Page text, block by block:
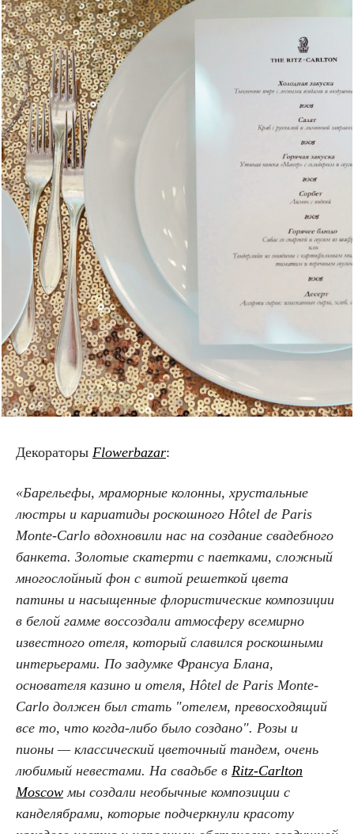
Декораторы Flowerbazar:
«Барельефы, мраморные колонны, хрустальные
люстры и кариатиды роскошного Hôtel de Paris
Monte-Carlo вдохновили нас на создание свадебного
банкета. Золотые скатерти с паетками, сложный
многослойный фон с витой решеткой цвета
патины и насыщенные флористические композиции
в белой гамме воссоздали атмосферу всемирно
известного отеля, который славился роскошными
интерьерами. По задумке Франсуа Блана,
основателя казино и отеля, Hôtel de Paris Monte-
Carlo должен был стать "отелем, превосходящий
все то, что когда-либо было создано". Розы и
пионы — классический цветочный тандем, очень
любимый невестами. На свадьбе в Ritz-Carlton
Moscow мы создали необычные композиции с
канделябрами, которые подчеркнули красоту